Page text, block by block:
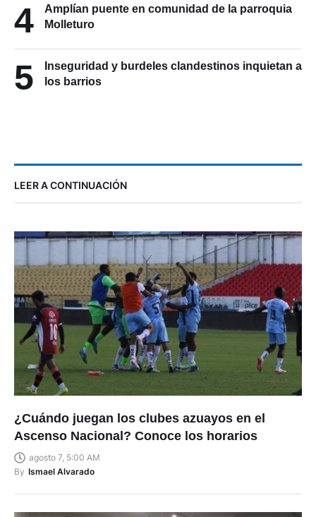
4
Amplían puente en comunidad de la parroquia
Molleturo
5
Inseguridad y burdeles clandestinos inquietan a
los barrios
LEER A CONTINUACIÓN
¿Cuándo juegan los clubes azuayos en el
Ascenso Nacional? Conoce los horarios
agosto 7, 5:00 AM
By Ismael Alvarado